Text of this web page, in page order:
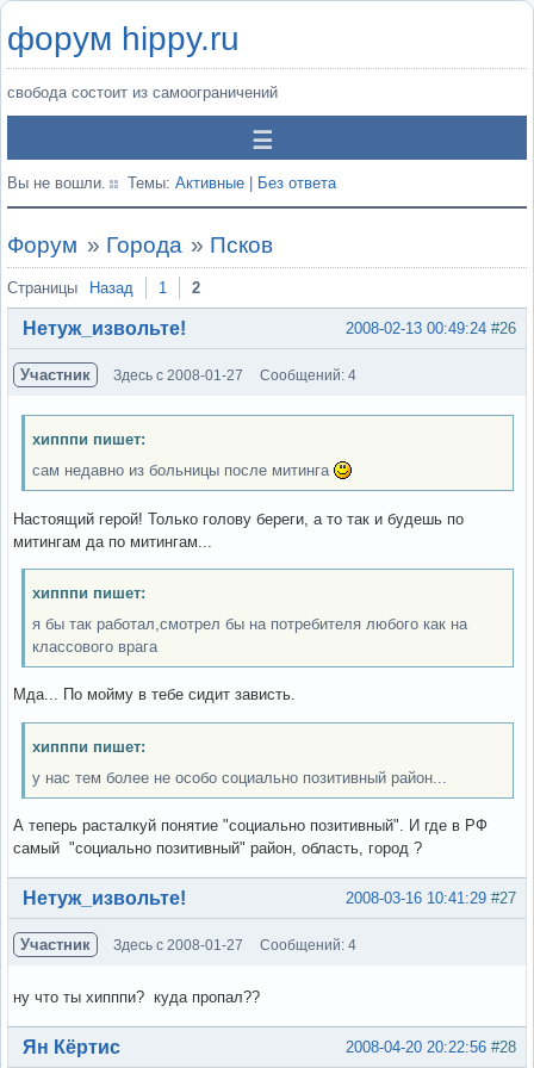
форум hippy.ru
свобода состоит из самоограничений
Вы не вошли. Темы: Активные Без ответа
Форум » Города » Псков
Страницы Назад 1 2
#26
2008-02-13 00:49:24
Нетуж_извольте!
Участник Здесь с 2008-01-27 Сообщений: 4
хипппи пишет:
сам недавно из больницы после митинга
Настоящий герой! Только голову береги, а то так и будешь по
митингам да по митингам...
хипппи пишет:
я бы так работал,смотрел бы на потребителя любого как на
классового врага
Мда... По мойму в тебе сидит зависть.
хипппи пишет:
у нас тем более не особо социально позитивный район...
А теперь расталкуй понятие "социально позитивный". И где в РФ
самый "социально позитивный" район, область, город ?
Вне форума #27
2008-03-16 10:41:29
Нетуж_извольте!
Участник Здесь с 2008-01-27 Сообщений: 4
ну что ты хипппи? куда пропал??
Вне форума #28
2008-04-20 20:22:56
Ян Кёртис